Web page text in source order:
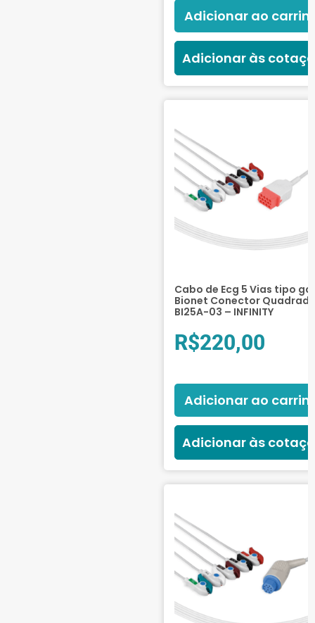
Adicionar ao
Adicionar às
Cabo de Ecg 5 Vias tipo
Bionet Conector
BI25A-03 – INFINITY
R$220,00
Adicionar ao
Adicionar às